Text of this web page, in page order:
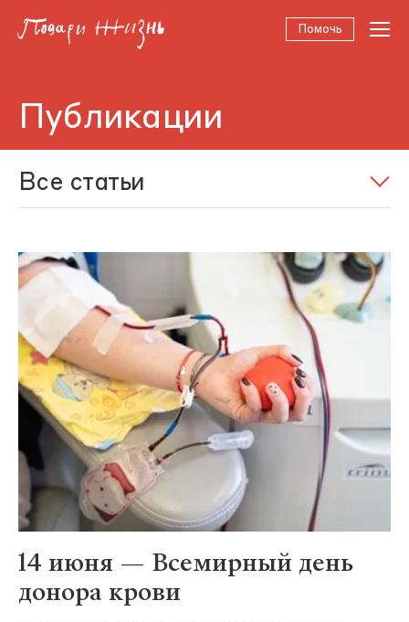
Помочь
Публикации
Все статьи
14 июня — Всемирный день
донора крови